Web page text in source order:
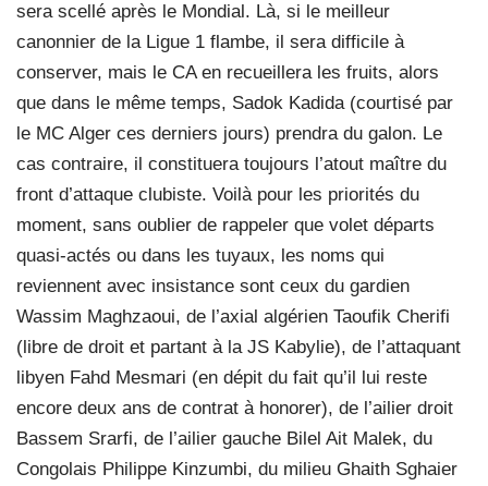
sera scellé après le Mondial. Là, si le meilleur
canonnier de la Ligue 1 flambe, il sera difficile à
conserver, mais le CA en recueillera les fruits, alors
que dans le même temps, Sadok Kadida (courtisé par
le MC Alger ces derniers jours) prendra du galon. Le
cas contraire, il constituera toujours l’atout maître du
front d’attaque clubiste. Voilà pour les priorités du
moment, sans oublier de rappeler que volet départs
quasi-actés ou dans les tuyaux, les noms qui
reviennent avec insistance sont ceux du gardien
Wassim Maghzaoui, de l’axial algérien Taoufik Cherifi
(libre de droit et partant à la JS Kabylie), de l’attaquant
libyen Fahd Mesmari (en dépit du fait qu’il lui reste
encore deux ans de contrat à honorer), de l’ailier droit
Bassem Srarfi, de l’ailier gauche Bilel Ait Malek, du
Congolais Philippe Kinzumbi, du milieu Ghaith Sghaier